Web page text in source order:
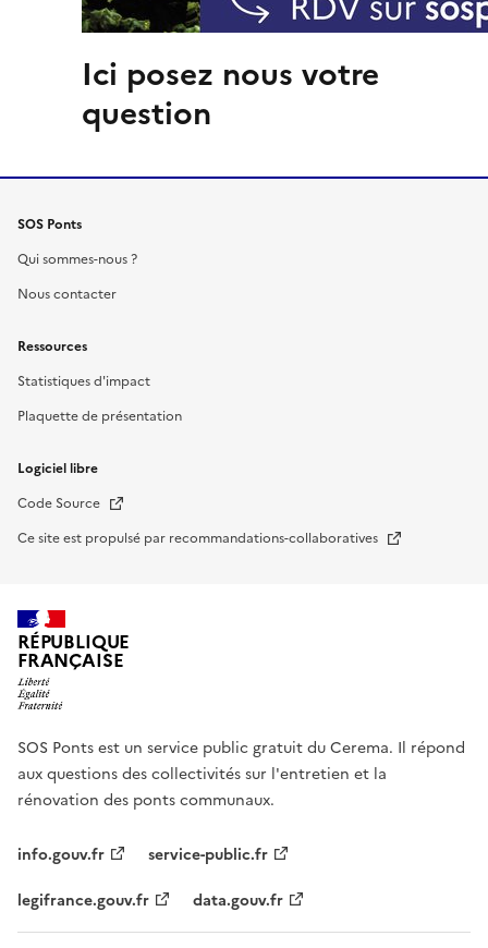
Ici posez nous votre
question
SOS Ponts
Qui sommes-nous ?
Nous contacter
Ressources
Statistiques d'impact
Plaquette de présentation
Logiciel libre
Code Source Nouvelle fenêtre
Ce site est propulsé par recommandations-collaboratives Nouvelle fenêtre
RÉPUBLIQUE
FRANÇAISE
SOS Ponts est un service public gratuit du Cerema. Il répond
aux questions des collectivités sur l'entretien et la
rénovation des ponts communaux.
info.gouv.fr
service-public.fr
legifrance.gouv.fr
data.gouv.fr